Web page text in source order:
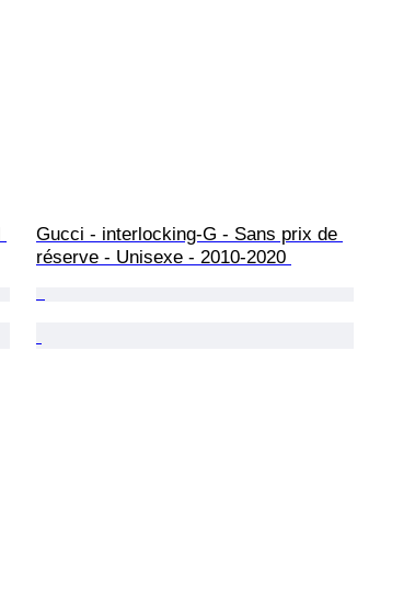
Gucci - interlocking-G - Sans prix de
réserve - Unisexe - 2010-2020